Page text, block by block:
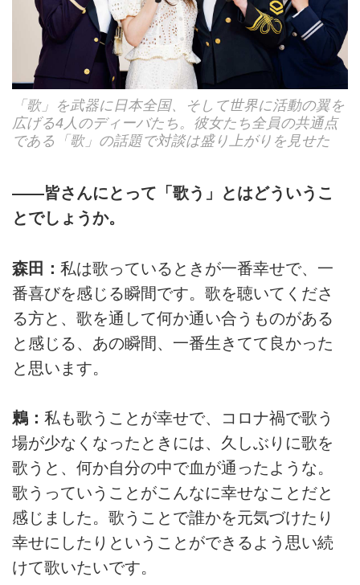
「歌」を武器に日本全国、そして世界に活動の翼を
広げる4人のディーバたち。彼女たち全員の共通点
である「歌」の話題で対談は盛り上がりを見せた
――皆さんにとって「歌う」とはどういうこ
とでしょうか。
森田： 私は歌っているときが一番幸せで、一
番喜びを感じる瞬間です。歌を聴いてくださ
る方と、歌を通して何か通い合うものがある
と感じる、あの瞬間、一番生きてて良かった
と思います。
鶫： 私も歌うことが幸せで、コロナ禍で歌う
場が少なくなったときには、久しぶりに歌を
歌うと、何か自分の中で血が通ったような。
歌うっていうことがこんなに幸せなことだと
感じました。歌うことで誰かを元気づけたり
幸せにしたりということができるよう思い続
けて歌いたいです。